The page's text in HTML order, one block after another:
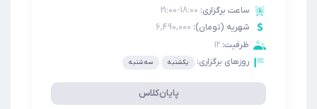
ساعت برگزاری:
شهریه (تومان):
ظرفیت:
روزهای برگزاری:
یکشنبه سه شنبه
پایان‌کلاس